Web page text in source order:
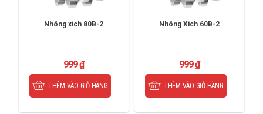
Nhông xích 80B-2
999₫
THÊM VÀO GIỎ HÀNG
Nhông Xích 60B-2
999₫
THÊM VÀO GIỎ HÀNG